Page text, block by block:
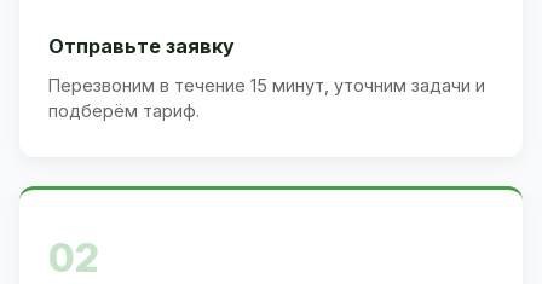
Отправьте заявку
Перезвоним в течение 15 минут, уточним задачи и
подберём тариф.
02